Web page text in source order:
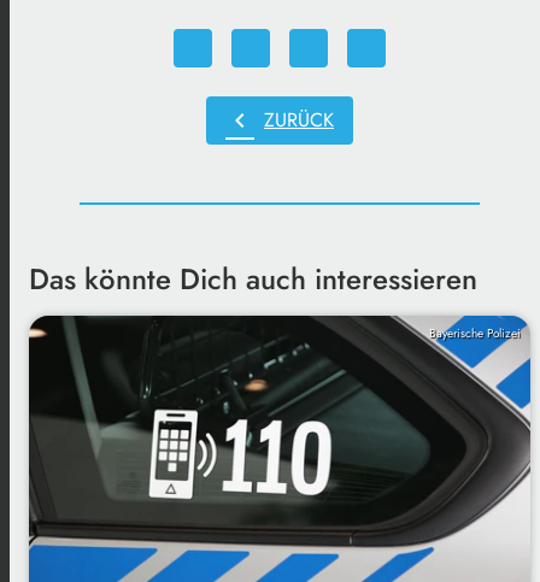
chevron_left ZURÜCK
Das könnte Dich auch interessieren
Bayerische Polizei